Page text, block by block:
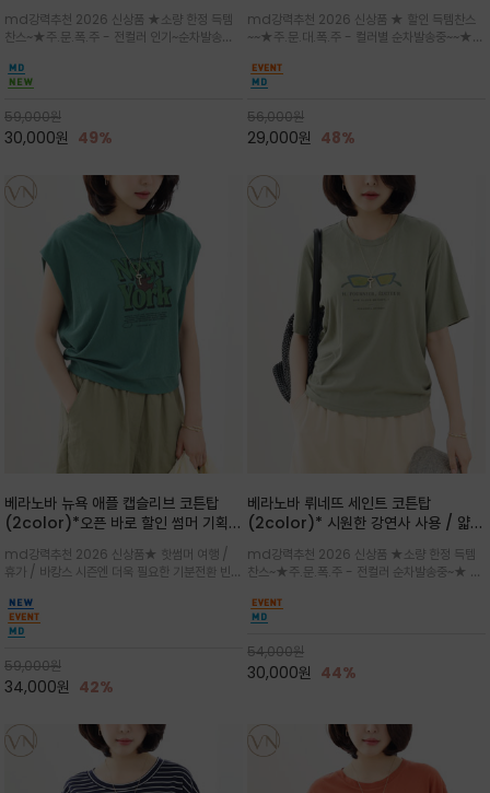
는 가벼운 코튼 터치의 반팔 티셔츠입니
다
md강력추천 2026 신상품 ★소량 한정 득템
찬스~★주.문.폭.주 - 전컬러 인기~순차발송중
아(Sepia)나 파스텔 톤의 해변 풍경으로 세련
된 뮤트톤 컬러 팔레트로 빈티지한 무드의 선샤
인 프린트가 더해져 담백하면서도 감각
59,000원
30,000원 49%
의 미를 살려 말의 윤곽선만 스케치하여
감성을 담은 아이템
md강력추천 2026 신상품 ★ 할인 득템찬스
~~★주.문.대.폭.주 - 컬러별 순차발송중~~★프
말(Horse) 드로잉 티셔츠는 여유로운 실루엣과
감각적인 아트워크로 고급스러운 여름 스타일링
을 완성할 수 있습니다
56,000원
29,000원 48%
베라노바 뉴욕 애플 캡슬리브 코튼탑
(2color)*오픈 바로 할인 썸머 기획
★ 한정수량 제작 ★ 강연 코튼으로 빈
티지 프린트로 여름 하의와 모두 잘어울
리는 그래픽
md강력추천 2026 신상품★ 핫썸머 여행 /
휴가 / 바캉스 시즌엔 더욱 필요한 기분전환 빈티
부에 산뜻하게 닿는 프리미엄 /답답함 없는 라운
드 넥라인과 자연스럽게 어깨를 감싸는 캡슬리브
디자인이 팔 라인을 더욱 날씬
59,000원
34,000원 42%
베라노바 뤼네뜨 세인트 코튼탑
(2color)* 시원한 강연사 사용 / 얇고
피부에 잘 달라붙지 않아 통기성이 탁월
md강력추천 2026 신상품 ★소량 한정 득템
찬스~★주.문.폭.주 - 전컬러 순차발송중~★ 감
라인과 여유 있는 스탠다드 핏으로 부담 없이 착
용/과하지 않은 프린트 디테일이 룩에 세련된 위
트를 더해 데일리 룩에 포인트
54,000원
30,000원 44%